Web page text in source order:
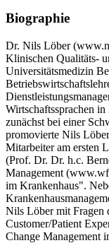
Biographie
Dr. Nils Löber
Klinischen Qualitäts-
Universitätsmedizin
Wirtschaftssprachen
zunächst bei einer
promovierte Nils
Mitarbeiter am ersten
(Prof. Dr. Dr. h.c.
Management
im Krankenhaus".
Nils Löber mit Fragen
Customer/Patient
Change Management